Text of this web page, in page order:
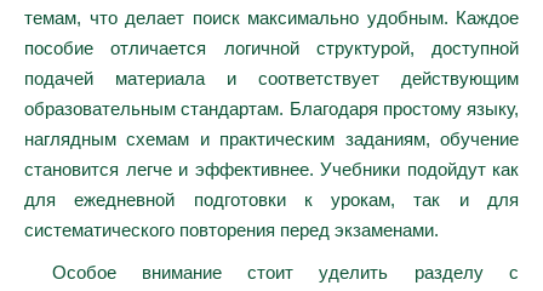
темам, что делает поиск максимально удобным. Каждое
пособие отличается логичной структурой, доступной
подачей материала и соответствует действующим
образовательным стандартам. Благодаря простому языку,
наглядным схемам и практическим заданиям, обучение
становится легче и эффективнее. Учебники подойдут как
для ежедневной подготовки к урокам, так и для
систематического повторения перед экзаменами.
Особое внимание стоит уделить разделу с